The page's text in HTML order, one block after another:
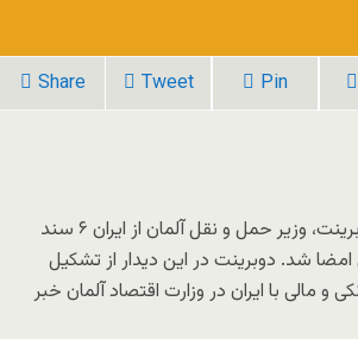
Share Tweet Pin
در دیدار الکساندر دوبرینت، وزیر حمل و نقل آلمان از ایران ۶ سند
شد. دوبرینت در این دیدار از تشکیل
و مالی با ایران در وزارت اقتصاد آلمان خبر